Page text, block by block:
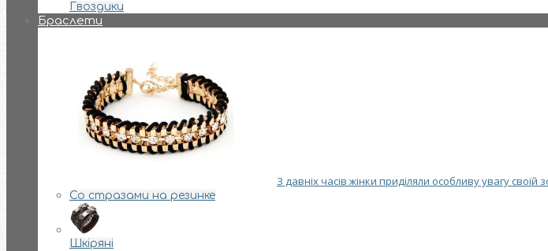
Гвоздики
Браслети
З давніх часів жінки приділяли особливу увагу
Со стразами на резинке
Шкіряні